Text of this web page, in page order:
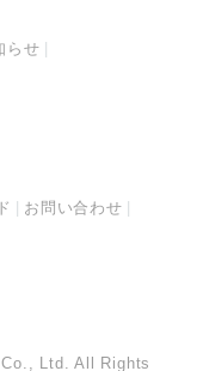
らせ
お問い合わせ
Ltd. All Rights